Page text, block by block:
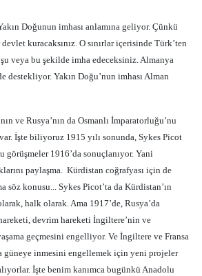
Doğunun imhası anlamına geliyor. Çünkü
kuracaksınız. O sınırlar içerisinde Türk’ten
veya bu şekilde imha edeceksiniz. Almanya
destekliyor. Yakın Doğu’nun imhası Alman
ve Rusya’nın da Osmanlı İmparatorluğu’nu
İşte biliyoruz 1915 yılı sonunda, Sykes Picot
görüşmeler 1916’da sonuçlanıyor. Yani
paylaşma. Kürdistan coğrafyası için de
söz konusu... Sykes Picot’ta da Kürdistan’ın
halk olarak. Ama 1917’de, Rusya’da
devrim hareketi İngiltere’nin ve
geçmesini engelliyor. Ve İngiltere ve Fransa
inmesini engellemek için yeni projeler
İşte benim kanımca bugünkü Anadolu